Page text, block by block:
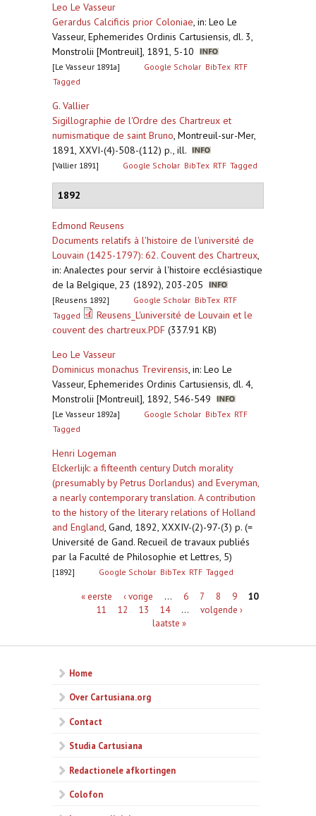
Leo Le Vasseur
Gerardus Calcificis prior Coloniae, in: Leo Le
Vasseur, Ephemerides Ordinis Cartusiensis, dl. 3,
Monstrolii [Montreuil], 1891, 5-10
[Le Vasseur 1891a] Google Scholar BibTex RTF
Tagged
G. Vallier
Sigillographie de l'Ordre des Chartreux et
numismatique de saint Bruno, Montreuil-sur-Mer,
1891, XXVI-(4)-508-(112) p., ill.
[Vallier 1891] Google Scholar BibTex RTF Tagged
1892
Edmond Reusens
Documents relatifs à l'histoire de l'université de
Louvain (1425-1797): 62. Couvent des Chartreux,
in: Analectes pour servir à l'histoire ecclésiastique
de la Belgique, 23 (1892), 203-205
[Reusens 1892] Google Scholar BibTex RTF
Tagged
Reusens_L'université de Louvain et le
couvent des chartreux.PDF (337.91 KB)
Leo Le Vasseur
Dominicus monachus Trevirensis, in: Leo Le
Vasseur, Ephemerides Ordinis Cartusiensis, dl. 4,
Monstrolii [Montreuil], 1892, 546-549
[Le Vasseur 1892a] Google Scholar BibTex RTF
Tagged
Henri Logeman
Elckerlijk: a fifteenth century Dutch morality
(presumably by Petrus Dorlandus) and Everyman,
a nearly contemporary translation. A contribution
to the history of the literary relations of Holland
and England, Gand, 1892, XXXIV-(2)-97-(3) p. (=
Université de Gand. Recueil de travaux publiés
par la Faculté de Philosophie et Lettres, 5)
[1892] Google Scholar BibTex RTF Tagged
Pagina's« eerste ‹ vorige … 6 7 8 9
10
11
12 13 14 …
volgende ›
laatste »
Home
Over Cartusiana.org
Contact
Studia Cartusiana
Redactionele afkortingen
Colofon